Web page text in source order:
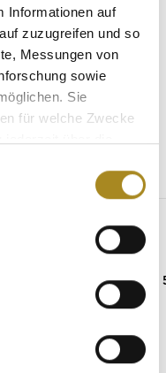
Informationen auf
zuzugreifen und so
Messungen von
sowie
Sie
für welche Zwecke
Lage
identifizieren
persönlichen Daten